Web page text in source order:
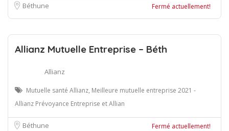
Béthune Fermé actuellement!
Allianz Mutuelle Entreprise – Béth
Allianz
Mutuelle santé Allianz, Meilleure mutuelle entreprise 2021 -
Allianz Prévoyance Entreprise et Allian
Béthune Fermé actuellement!